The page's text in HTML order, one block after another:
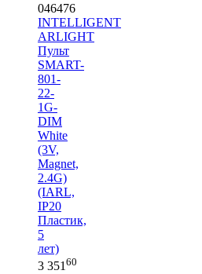
046476
INTELLIGENT
ARLIGHT
Пульт
SMART-
801-
22-
1G-
DIM
White
(3V,
Magnet,
2.4G)
(IARL,
IP20
Пластик,
5
лет)
3 351 60